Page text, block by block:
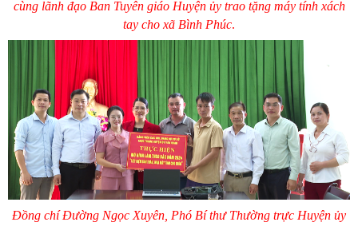
cùng lãnh đạo Ban Tuyên giáo Huyện ủy trao tặng máy tính xách
tay cho xã Bình Phúc.
Đồng chí Đường Ngọc Xuyên, Phó Bí thư Thường trực Huyện ủy